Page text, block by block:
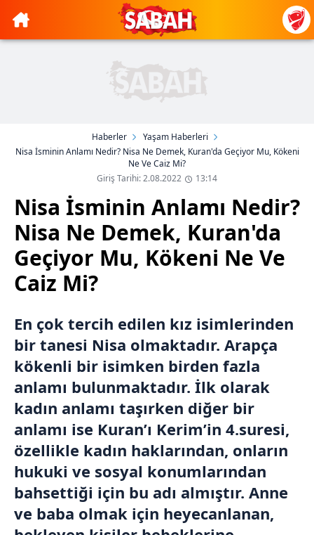
Haberler
Yaşam Haberleri
Nisa İsminin Anlamı Nedir? Nisa Ne Demek, Kuran'da Geçiyor Mu, Kökeni
Ne Ve Caiz Mi?
Giriş Tarihi: 2.08.2022
13:14
Nisa İsminin Anlamı Nedir?
Nisa Ne Demek, Kuran'da
Geçiyor Mu, Kökeni Ne Ve
Caiz Mi?
En çok tercih edilen kız isimlerinden
bir tanesi Nisa olmaktadır. Arapça
kökenli bir isimken birden fazla
anlamı bulunmaktadır. İlk olarak
kadın anlamı taşırken diğer bir
anlamı ise Kuran’ı Kerim’in 4.suresi,
özellikle kadın haklarından, onların
hukuki ve sosyal konumlarından
bahsettiği için bu adı almıştır. Anne
ve baba olmak için heyecanlanan,